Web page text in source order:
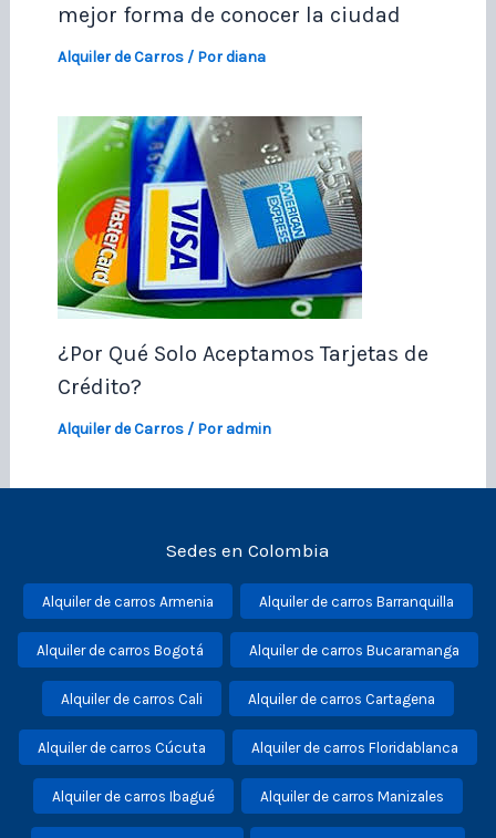
mejor forma de conocer la ciudad
Alquiler de Carros/ Pordiana
¿Por Qué Solo Aceptamos Tarjetas de
Crédito?
Alquiler de Carros/ Poradmin
Sedes en Colombia
Alquiler de carros Armenia Alquiler de carros Barranquilla
Alquiler de carros Bogotá Alquiler de carros Bucaramanga
Alquiler de carros Cali Alquiler de carros Cartagena
Alquiler de carros Cúcuta Alquiler de carros Floridablanca
Alquiler de carros Ibagué Alquiler de carros Manizales